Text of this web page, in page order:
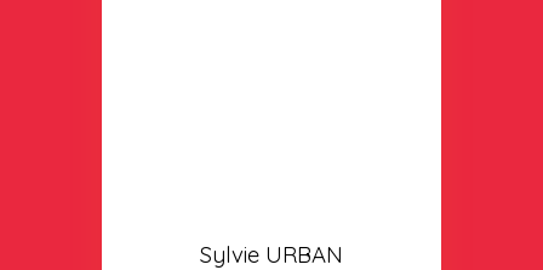
Sylvie URBAN